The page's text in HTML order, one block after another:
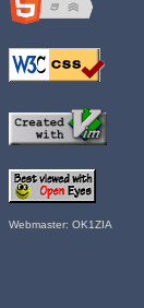
Webmaster: OK1ZIA